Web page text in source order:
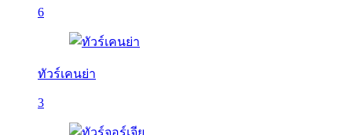
6
ทัวร์เคนย่า
3